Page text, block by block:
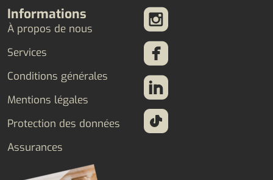
Informations
À propos de nous
Services
Conditions générales
Mentions légales
Protection des données
Assurances